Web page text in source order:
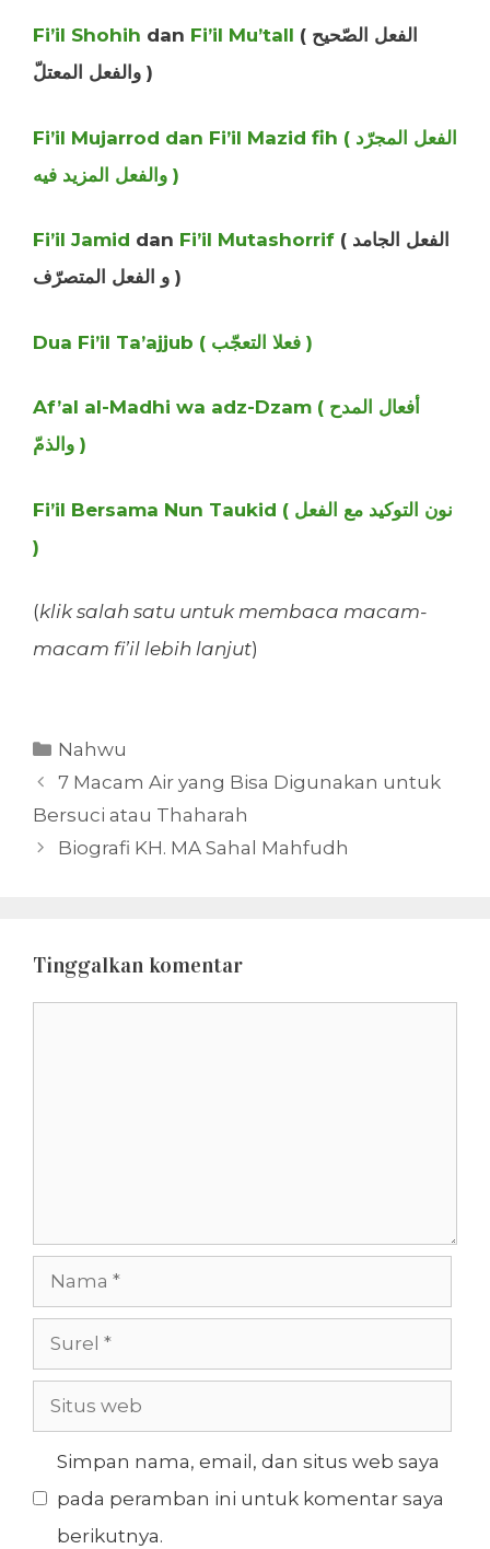
Fi’il Shohih dan Fi’il Mu’tall ( الفعل الصّحيح
والفعل المعتلّ )
Fi’il Mujarrod dan Fi’il Mazid fih ( الفعل المجرّد
والفعل المزيد فيه )
Fi’il Jamid dan Fi’il Mutashorrif ( الفعل الجامد
و الفعل المتصرّف )
Dua Fi’il Ta’ajjub ( فعلا التعجّب )
Af’al al-Madhi wa adz-Dzam ( أفعال المدح
والذمّ )
Fi’il Bersama Nun Taukid ( نون التوكيد مع الفعل
)
(klik salah satu untuk membaca macam-
macam fi’il lebih lanjut)
Kategori
Nahwu
7 Macam Air yang Bisa Digunakan untuk
Bersuci atau Thaharah
Biografi KH. MA Sahal Mahfudh
Tinggalkan komentar
Nama
Surel
Situs
web
Simpan nama, email, dan situs web saya
pada peramban ini untuk komentar saya
berikutnya.